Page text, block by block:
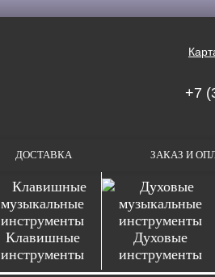
+7
ДОСТАВКА ЗАКАЗ И
Клавишные
инструменты
Духовые
инструменты